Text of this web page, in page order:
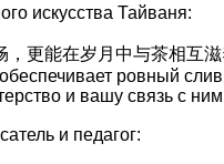
искусства Тайваня:
，更能在岁月中与茶相
ровный
и вашу связь с
и педагог: